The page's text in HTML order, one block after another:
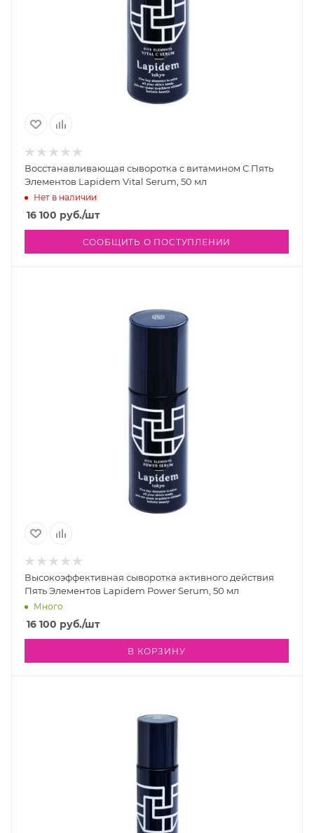
Восстанавливающая сыворотка с витамином С Пять
Элементов Lapidem Vital Serum, 50 мл
Нет в наличии
16 100 руб./шт
СООБЩИТЬ О ПОСТУПЛЕНИИ
Высокоэффективная сыворотка активного действия
Пять Элементов Lapidem Power Serum, 50 мл
Много
16 100 руб./шт
В КОРЗИНУ